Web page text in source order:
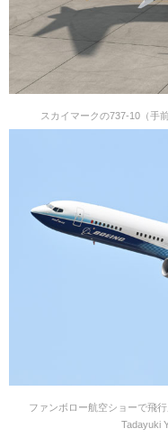
スカイマークの737-10（手
ファンボロー航空ショーで飛
Tadayuki